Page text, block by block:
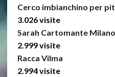
Cerco imbianchino per
3.026 visite
Sarah Cartomante Milano
2.999 visite
Racca Vilma
2.994 visite